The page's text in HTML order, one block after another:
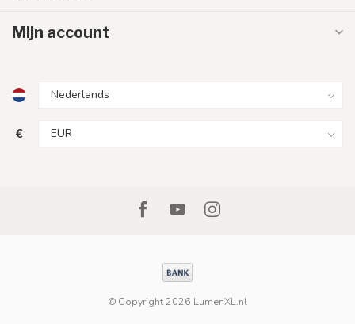
Mijn account
€
© Copyright 2026 LumenXL.nl